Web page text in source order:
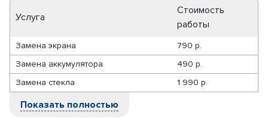
Услуга
Стоимость
работы
Замена экрана
790 р.
Замена аккумулятора
490 р.
Замена стекла
1 990 р.
Показать полностью